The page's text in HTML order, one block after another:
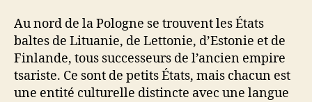
Au nord de la Pologne se trouvent les États
baltes de Lituanie, de Lettonie, d’Estonie et de
Finlande, tous successeurs de l’ancien empire
tsariste. Ce sont de petits États, mais chacun est
une entité culturelle distincte avec une langue